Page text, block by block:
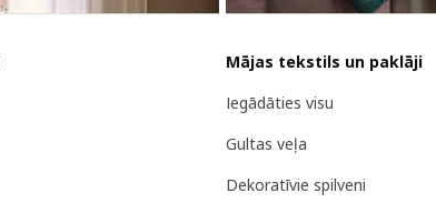
Mājas tekstils un paklāji
Iegādāties visu
Gultas veļa
Dekoratīvie spilveni